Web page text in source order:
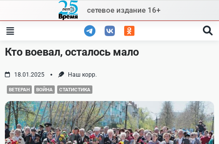
content
сетевое издание 16+
Кто воевал, осталось мало
18.01.2025 Наш корр.
ВЕТЕРАН ВОЙНА СТАТИСТИКА